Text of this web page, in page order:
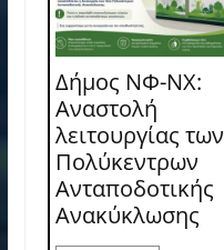
Δήμος ΝΦ-ΝΧ:
Αναστολή
λειτουργίας των
Πολύκεντρων
Ανταποδοτικής
Ανακύκλωσης